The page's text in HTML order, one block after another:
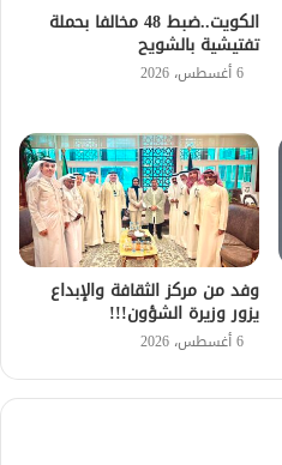
الكويت..ضبط 48 مخالفا بحملة
تفتيشية بالشويح
6 أغسطس، 2026
وفد من مركز الثقافة والإبداع
يزور وزيرة الشؤون!!!
6 أغسطس، 2026